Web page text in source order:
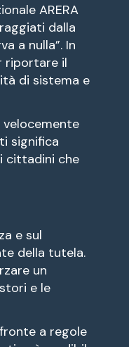
ARERA
dalla
a nulla”. In
riportare il
di sistema e
significa
cittadini che
e sul
della tutela.
un
e le
a regole